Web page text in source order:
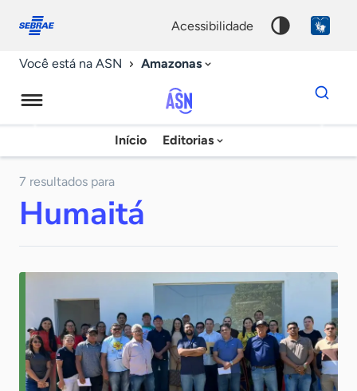
conosco
acessibilidade
Você está na ASN Amazonas
Agência
Sebrae
Início Editorias
Dados
para
chave
7 resultados para
Humaitá